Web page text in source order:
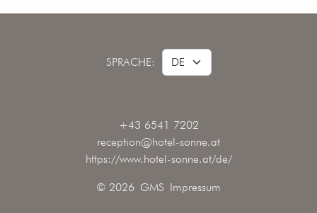
SPRACHE:
+43 6541 7202
reception@hotel-sonne.at
https://www.hotel-sonne.at/de/
© 2026 GMS Impressum